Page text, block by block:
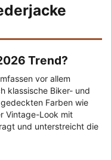
Trend?
vor allem
klassische Biker- und
Farben wie
Vintage-Look mit
und unterstreicht die